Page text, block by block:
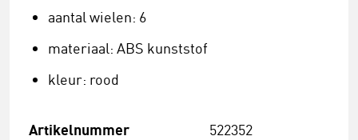
aantal wielen: 6
materiaal: ABS kunststof
kleur: rood
Artikelnummer 522352